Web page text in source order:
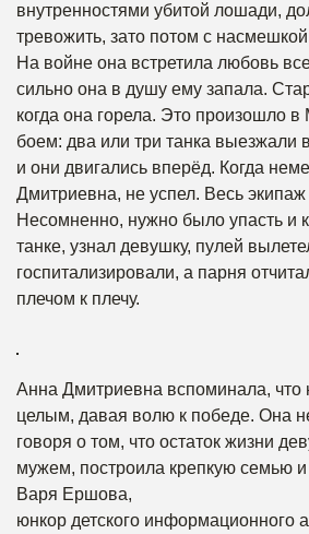
внутренностями убитой лошади,
тревожить, зато потом с
На войне она встретила любовь
сильно она в душу ему запала.
когда она горела. Это произошло
боем: два или три танка
и они двигались вперёд. Когда
Дмитриевна, не успел. Весь
Несомненно, нужно было упасть и
танке, узнал девушку, пулей
госпитализировали, а парня
плечом к плечу.
Анна Дмитриевна вспоминала, что
целым, давая волю к победе. Она
говоря о том, что остаток жизни
мужем, построила крепкую семью и
Варя Ершова,
юнкор детского информационного